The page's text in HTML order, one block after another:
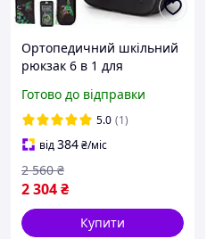
Ортопедичний шкільний
рюкзак 6 в 1 для
38х30х18 см Майнкрафт
для молодших класів (170-
56)
Готово до відправки
5.0 (1)
від384₴/міс
2 304₴
2 560 ₴
Купити